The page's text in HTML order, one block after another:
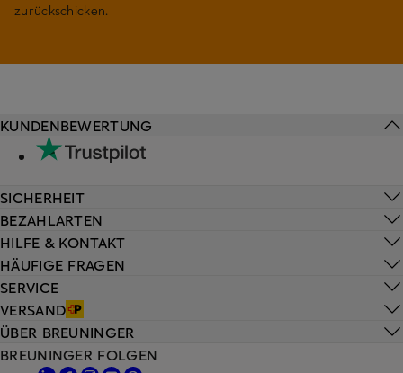
zurückschicken.
HILFE & KONTAKT
HÄUFIGE FRAGEN
SERVICE
VERSAND
KUNDENBEWERTUNG
SICHERHEIT
BEZAHLARTEN
ÜBER BREUNINGER
BREUNINGER FOLGEN